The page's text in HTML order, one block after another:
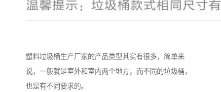
塑料垃圾桶生产厂家的产品类型其实有很多，简单来
说，一般就是室外和室内两个地方，而不同的垃圾桶，
也是有不同要求的。